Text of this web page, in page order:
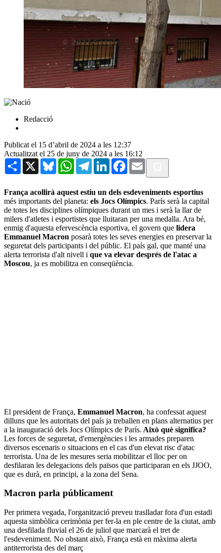
Redacció
Publicat el 15 d’abril de 2024 a les 12:37
Actualitzat el 25 de juny de 2024 a les 16:12
Share X BlueskyWhatsAppTelegramLinkedInFacebook
Email
França acollirà aquest estiu un dels esdeveniments esportius
més importants del planeta: els Jocs Olímpics. París serà la capital
de totes les disciplines olímpiques durant un mes i serà la llar de
milers d'atletes i esportistes que lluitaran per una medalla. Ara bé,
enmig d'aquesta efervescència esportiva, el govern que lidera
Emmanuel Macron posarà totes les seves energies en preservar la
seguretat dels participants i del públic. El país gal, que manté una
alerta terrorista d'alt nivell i que va elevar després de l'atac a
Moscou, ja es mobilitza en conseqüència.
El president de França, Emmanuel Macron, ha confessat aquest
dilluns que les autoritats del país ja treballen en plans alternatius per
a la inauguració dels Jocs Olímpics de París. Això què significa?
Les forces de seguretat, d'emergències i les armades preparen
diversos escenaris o situacions en el cas d'un elevat risc d'atac
terrorista. Una de les mesures seria mobilitzar el lloc per on
desfilaran les delegacions dels països que participaran en els JJOO,
que es durà, en principi, a la zona del Sena.
Macron parla públicament
Per primera vegada, l'organització preveu traslladar fora d'un estadi
aquesta simbòlica cerimònia per fer-la en ple centre de la ciutat, amb
una desfilada fluvial el 26 de juliol que marcarà el tret de
l'esdeveniment. No obstant això, França està en màxima alerta
antiterrorista des del març